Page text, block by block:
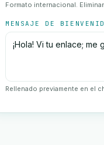
Formato internacional.
MENSAJE DE
Rellenado previamente en el